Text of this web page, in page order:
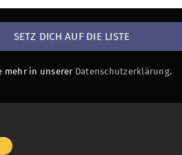
mehr in unserer Datenschutzerklärung.